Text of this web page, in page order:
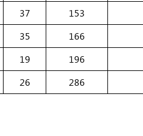
37 153
35 166
19 196
26 286